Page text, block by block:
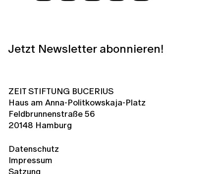
Jetzt Newsletter abonnieren!
ZEIT STIFTUNG BUCERIUS
Haus am Anna-Politkowskaja-Platz
Feldbrunnenstraße 56
20148 Hamburg
Datenschutz
Impressum
Satzung